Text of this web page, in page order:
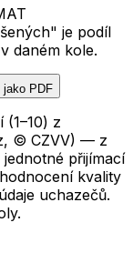
je podíl
daném kole.
jako PDF
z
© CZVV) — z
přijímací
kvality
uchazečů.